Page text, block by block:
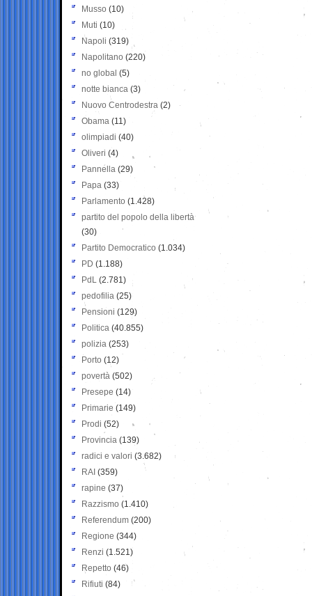
Musso (10)
Muti (10)
Napoli (319)
Napolitano (220)
no global (5)
notte bianca (3)
Nuovo Centrodestra (2)
Obama (11)
olimpiadi (40)
Oliveri (4)
Pannella (29)
Papa (33)
Parlamento (1.428)
partito del popolo della libertà
(30)
Partito Democratico (1.034)
PD (1.188)
PdL (2.781)
pedofilia (25)
Pensioni (129)
Politica (40.855)
polizia (253)
Porto (12)
povertà (502)
Presepe (14)
Primarie (149)
Prodi (52)
Provincia (139)
radici e valori (3.682)
RAI (359)
rapine (37)
Razzismo (1.410)
Referendum (200)
Regione (344)
Renzi (1.521)
Repetto (46)
Rifiuti (84)